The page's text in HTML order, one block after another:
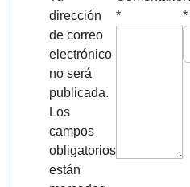
dirección
de correo
electrónico
no será
publicada.
Los
campos
obligatorios
están
*
*